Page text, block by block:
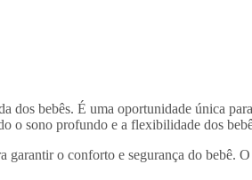
dos bebês. É uma oportunidade única
o sono profundo e a flexibilidade dos
garantir o conforto e segurança do bebê.